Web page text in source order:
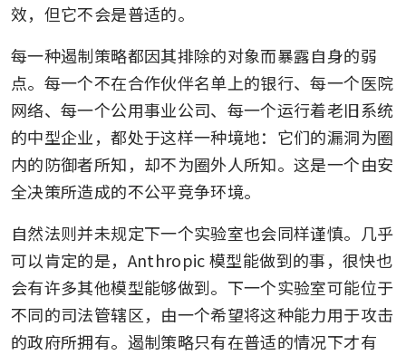
效，但它不会是普适的。
每一种遏制策略都因其排除的对象而暴露自身的弱
点。每一个不在合作伙伴名单上的银行、每一个医院
网络、每一个公用事业公司、每一个运行着老旧系统
的中型企业，都处于这样一种境地：它们的漏洞为圈
内的防御者所知，却不为圈外人所知。这是一个由安
全决策所造成的不公平竞争环境。
自然法则并未规定下一个实验室也会同样谨慎。几乎
可以肯定的是，Anthropic 模型能做到的事，很快也
会有许多其他模型能够做到。下一个实验室可能位于
不同的司法管辖区，由一个希望将这种能力用于攻击
的政府所拥有。遏制策略只有在普适的情况下才有